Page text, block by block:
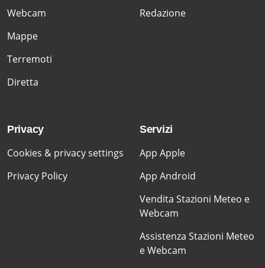
Webcam
Mappe
Terremoti
Diretta
Redazione
Privacy
Cookies & privacy settings
Privacy Policy
Servizi
App Apple
App Android
Vendita Stazioni Meteo e
Webcam
Assistenza Stazioni Meteo
e Webcam